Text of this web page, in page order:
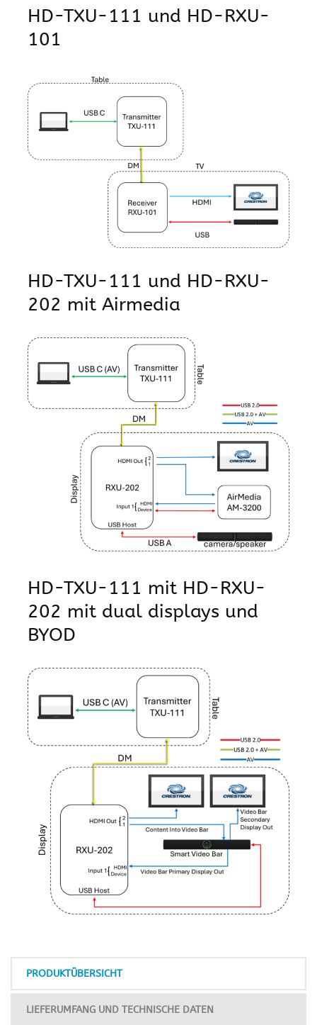
HD-TXU-111 und HD-RXU-
101
HD-TXU-111 und HD-RXU-
202 mit Airmedia
HD-TXU-111 mit HD-RXU-
202 mit dual displays und
BYOD
PRODUKTÜBERSICHT
LIEFERUMFANG UND TECHNISCHE DATEN